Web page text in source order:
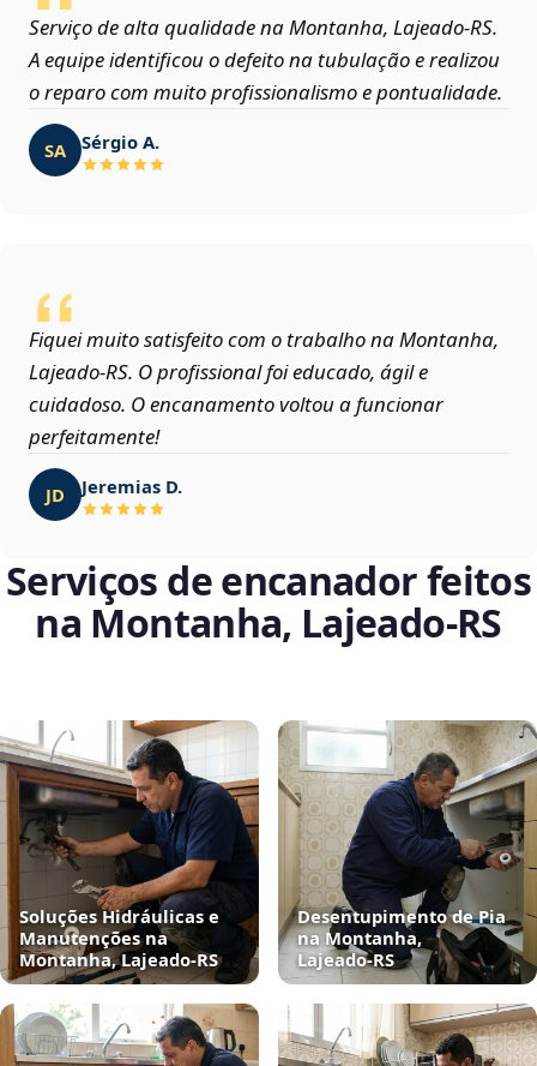
Serviço de alta qualidade na Montanha, Lajeado‑RS.
A equipe identificou o defeito na tubulação e realizou
o reparo com muito profissionalismo e pontualidade.
SA Sérgio A.
Fiquei muito satisfeito com o trabalho na Montanha,
Lajeado‑RS. O profissional foi educado, ágil e
cuidadoso. O encanamento voltou a funcionar
perfeitamente!
JD Jeremias D.
Serviços de encanador feitos
na Montanha, Lajeado‑RS
Soluções Hidráulicas e
Manutenções na
Montanha, Lajeado‑RS
Desentupimento de Pia
na Montanha,
Lajeado‑RS